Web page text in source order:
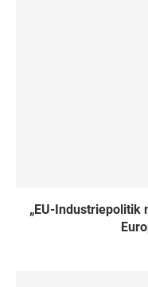
„EU-Industriepolitik